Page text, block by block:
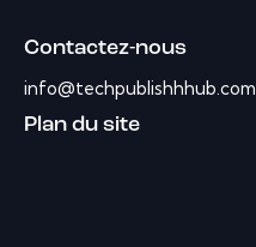
Contactez-nous
info@techpublishhhub.com
Plan du site